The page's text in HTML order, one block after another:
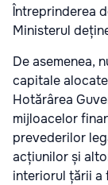
Întreprinderea
Ministerul
De asemenea,
capitale
Hotărârea
mijloacelor
prevederilor
acțiunilor și
interiorul țării a